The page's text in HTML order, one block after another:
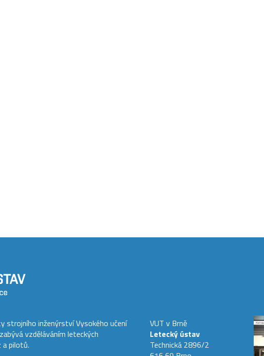
strojního inženýrství Vysokého učení
vzděláváním leteckých
a pilotů.
VUT v Brně
Letecký ústav
Technická 2896/2